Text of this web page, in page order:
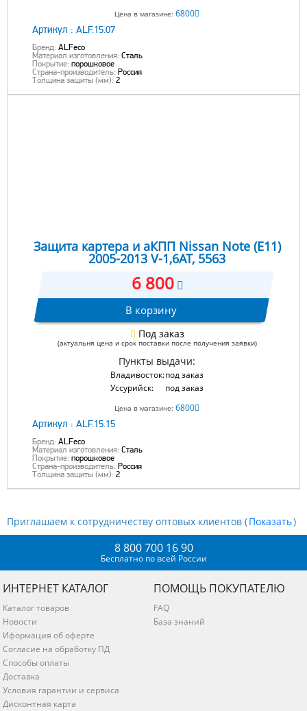
Цена в магазине: 6800
Артикул : ALF.15.07
Бренд: ALFeco
Материал изготовления: Сталь
Покрытие: порошковое
Страна-производитель: Россия
Толщина защиты (мм): 2
Защита картера и аКПП Nissan Note (E11)
2005-2013 V-1,6AT, 5563
6 800
В корзину
Под заказ
(актуальня цена и срок поставки после получения заявки)
Пункты выдачи:
Владивосток:под заказ
Уссурийск:
под заказ
Цена в магазине: 6800
Артикул : ALF.15.15
Бренд: ALFeco
Материал изготовления: Сталь
Покрытие: порошковое
Страна-производитель: Россия
Толщина защиты (мм): 2
Приглашаем к сотрудничеству оптовых клиентов ( )
8 800 700 16 90
Бесплатно по всей России
ИНТЕРНЕТ КАТАЛОГ
Каталог товаров
Новости
Иформация об оферте
Согласие на обработку ПД
Способы оплаты
Доставка
Условия гарантии и сервиса
Дисконтная карта
ПОМОЩЬ ПОКУПАТЕЛЮ
FAQ
База знаний